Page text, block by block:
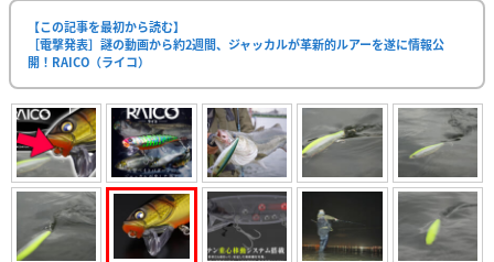
【この記事を最初から読む】
［電撃発表］謎の動画から約2週間、ジャッカルが革新的ルアーを遂に情報公
開！RAICO（ライコ）